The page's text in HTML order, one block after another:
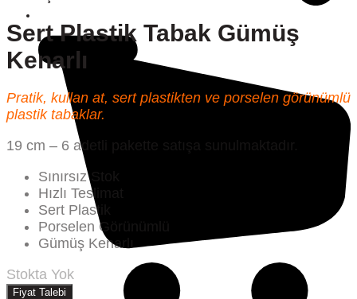
Sert Plastik Tabak Gümüş
Kenarlı
Pratik, kullan at, sert plastikten ve porselen görünümlü
plastik tabaklar.
19 cm – 6 adetli pakette satışa sunulmaktadır.
Sınırsız Stok
Hızlı Teslimat
Sert Plastik
Porselen Görünümlü
Gümüş Kenarlı
Stokta Yok
Fiyat Talebi